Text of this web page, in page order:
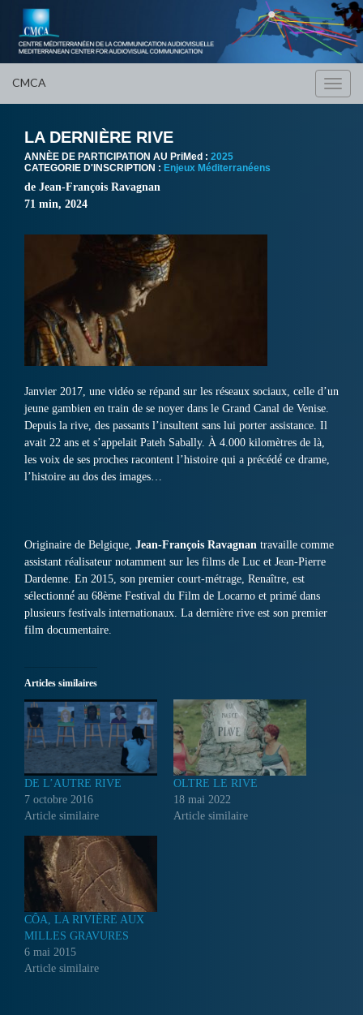
CMCA
LA DERNIÈRE RIVE
ANNÈE DE PARTICIPATION AU PriMed : 2025
CATEGORIE D'INSCRIPTION : Enjeux Méditerranéens
de Jean-François Ravagnan
71 min, 2024
Janvier 2017, une vidéo se répand sur les réseaux sociaux, celle d’un
jeune gambien en train de se noyer dans le Grand Canal de Venise.
Depuis la rive, des passants l’insultent sans lui porter assistance. Il
avait 22 ans et s’appelait Pateh Sabally. À 4.000 kilomètres de là,
les voix de ses proches racontent l’histoire qui a précédé́ ce drame,
l’histoire au dos des images…
Originaire de Belgique, Jean-François Ravagnan travaille comme
assistant réalisateur notamment sur les films de Luc et Jean-Pierre
Dardenne. En 2015, son premier court-métrage, Renaître, est
sélectionné́ au 68ème Festival du Film de Locarno et primé dans
plusieurs festivals internationaux. La dernière rive est son premier
film documentaire.
Articles similaires
DE L’AUTRE RIVE
7 octobre 2016
Article similaire
OLTRE LE RIVE
18 mai 2022
Article similaire
CÔA, LA RIVIÈRE AUX
MILLES GRAVURES
6 mai 2015
Article similaire